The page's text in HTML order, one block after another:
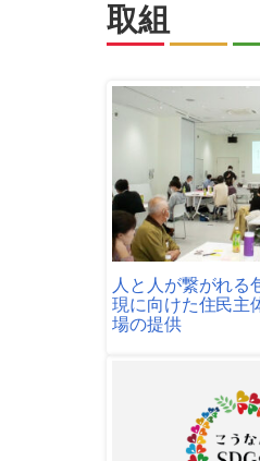
取組
人と人が繋がれる
現に向けた住民主
場の提供